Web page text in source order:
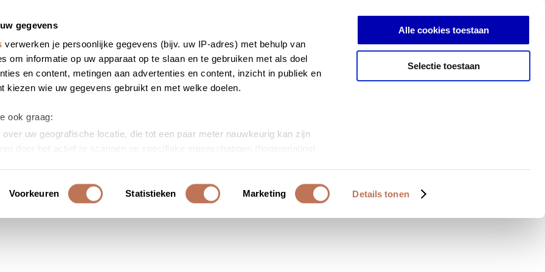
gegevens
verwerken je persoonlijke gegevens (bijv. uw IP-adres) met behulp van
om informatie op uw apparaat op te slaan en te gebruiken met als doel
en content, metingen aan advertenties en content, inzicht in publiek en
kiezen wie uw gegevens gebruikt en met welke doelen.
ook graag:
uw geografische locatie, die tot een paar meter nauwkeurig kan zijn
door het actief te scannen op specifieke eigenschappen (fingerprinting)
Voorkeuren Statistieken Marketing Details tonen
Alle cookies toestaan
Selectie toestaan
Anmelden